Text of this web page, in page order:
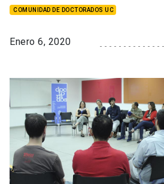
COMUNIDAD DE DOCTORADOS UC
Enero 6, 2020